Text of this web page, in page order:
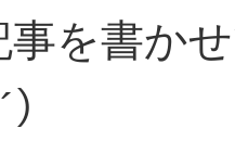
事を書か